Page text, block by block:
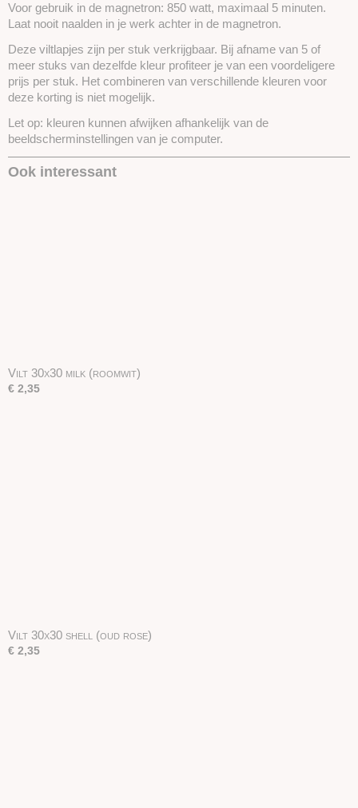
Voor gebruik in de magnetron: 850 watt, maximaal 5 minuten.
Laat nooit naalden in je werk achter in de magnetron.
Deze viltlapjes zijn per stuk verkrijgbaar. Bij afname van 5 of
meer stuks van dezelfde kleur profiteer je van een voordeligere
prijs per stuk. Het combineren van verschillende kleuren voor
deze korting is niet mogelijk.
Let op: kleuren kunnen afwijken afhankelijk van de
beeldscherminstellingen van je computer.
Ook interessant
Vilt 30x30 milk (roomwit)
€ 2,35
Vilt 30x30 shell (oud rose)
€ 2,35